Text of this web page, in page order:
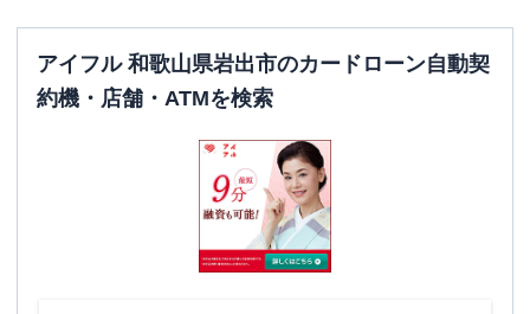
アイフル 和歌山県岩出市のカードローン自動契
約機・店舗・ATMを検索